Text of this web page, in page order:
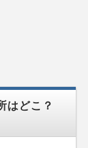
はどこ？